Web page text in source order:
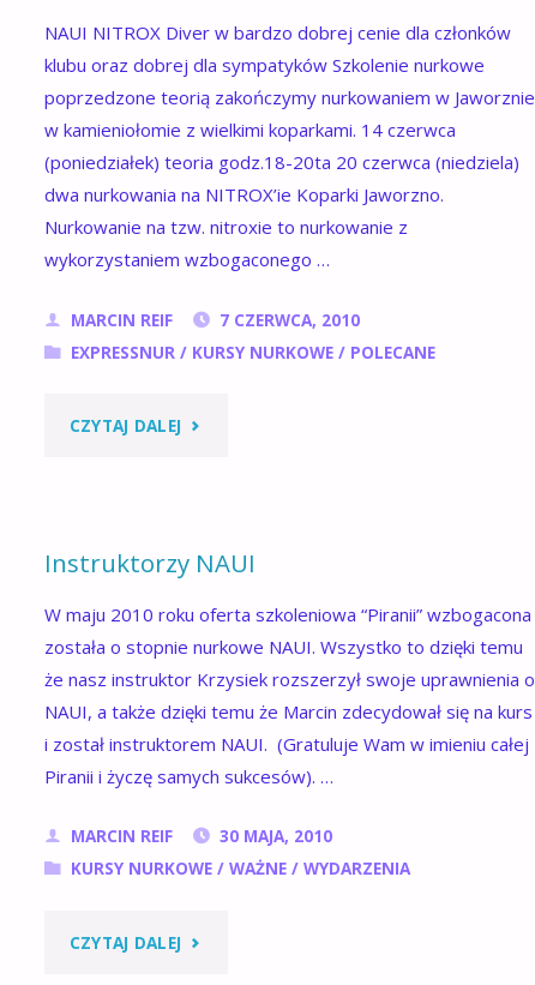
NAUI NITROX Diver w bardzo dobrej cenie dla członków
klubu oraz dobrej dla sympatyków Szkolenie nurkowe
poprzedzone teorią zakończymy nurkowaniem w Jaworznie
w kamieniołomie z wielkimi koparkami. 14 czerwca
(poniedziałek) teoria godz.18-20ta 20 czerwca (niedziela)
dwa nurkowania na NITROX’ie Koparki Jaworzno.
Nurkowanie na tzw. nitroxie to nurkowanie z
wykorzystaniem wzbogaconego …
MARCIN REIF
7 CZERWCA, 2010
EXPRESSNUR / KURSY NURKOWE/ POLECANE
CZYTAJ DALEJ "NAUI
Instruktorzy NAUI
W maju 2010 roku oferta szkoleniowa “Piranii” wzbogacona
została o stopnie nurkowe NAUI. Wszystko to dzięki temu
że nasz instruktor Krzysiek rozszerzył swoje uprawnienia o
NAUI, a także dzięki temu że Marcin zdecydował się na kurs
i został instruktorem NAUI. (Gratuluje Wam w imieniu całej
Piranii i życzę samych sukcesów). …
MARCIN REIF
30 MAJA, 2010
KURSY NURKOWE/ WAŻNE/ WYDARZENIA
CZYTAJ DALEJ "INSTRUKTORZY